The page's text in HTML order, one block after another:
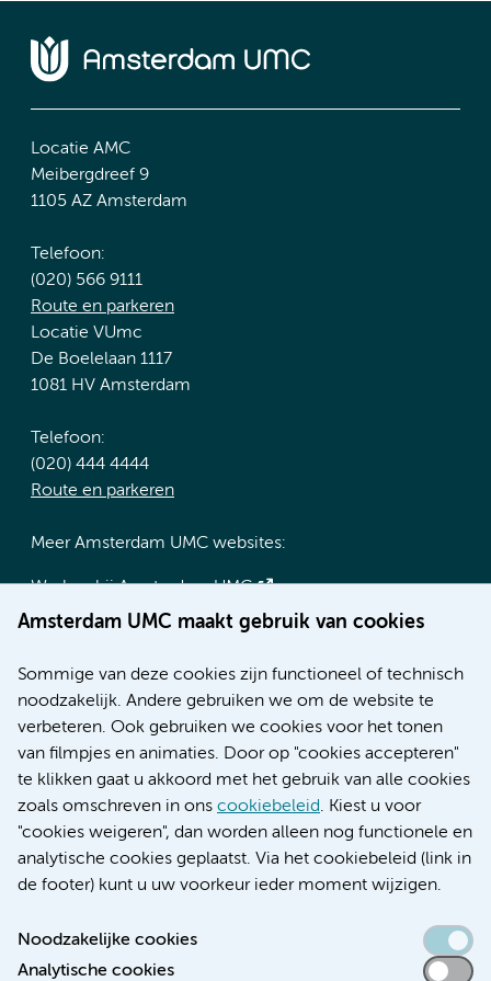
Amsterdam UMC maakt gebruik van cookies
Sommige van deze cookies zijn functioneel of technisch
noodzakelijk. Andere gebruiken we om de website te
verbeteren. Ook gebruiken we cookies voor het tonen
van filmpjes en animaties. Door op "cookies accepteren"
te klikken gaat u akkoord met het gebruik van alle cookies
zoals omschreven in ons cookiebeleid. Kiest u voor
"cookies weigeren", dan worden alleen nog functionele en
analytische cookies geplaatst. Via het cookiebeleid (link in
de footer) kunt u uw voorkeur ieder moment wijzigen.
Noodzakelijke cookies
Analytische cookies
Locatie AMC
Meibergdreef 9
1105 AZ Amsterdam
Telefoon:
(020) 566 9111
Route en parkeren
Locatie VUmc
De Boelelaan 1117
1081 HV Amsterdam
Telefoon:
(020) 444 4444
Route en parkeren
Meer Amsterdam UMC websites:
Werken bij Amsterdam UMC
Over Amsterdam UMC
Research
Educatie locatie AMC
Educatie locatie VUmc
Verwijzen & diagnostiek
Toegankelijkheidsverklaring